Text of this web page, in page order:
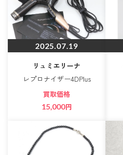
2025.07.19
リュミエリーナ
レプロナイザー4DPlus
買取価格
15,000円